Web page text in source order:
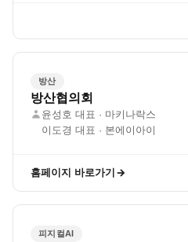
방산
방산협의회
윤성호 대표 · 마키나락스
이도경 대표 · 본에이아이
홈페이지 바로가기
피지컬AI